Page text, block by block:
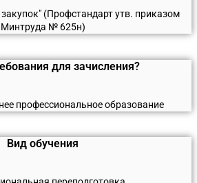
(Профстандарт утв. приказом
Минтруда № 625н)
для зачисления?
профессиональное образование
Вид обучения